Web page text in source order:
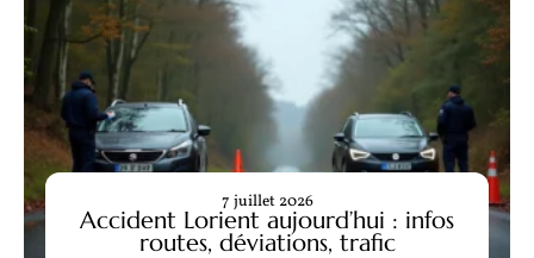
Accident Lorient aujourd’hui : infos
routes, déviations, trafic
7 juillet 2026